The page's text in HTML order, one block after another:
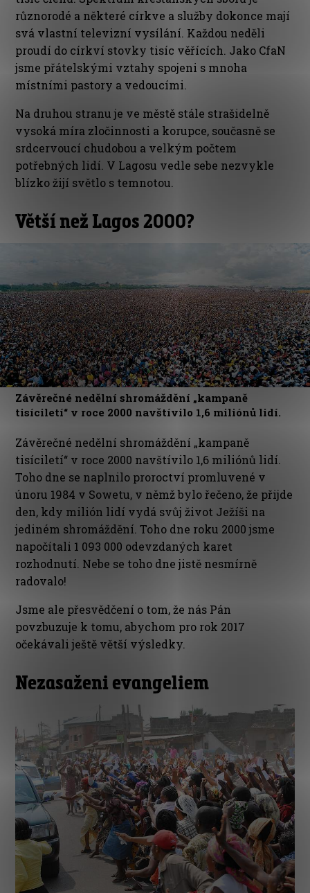
různorodé a některé církve a služby dokonce mají
svá vlastní televizní vysílání. Každou neděli
proudí do církví stovky tisíc věřících. Jako CfaN
jsme přátelskými vztahy spojeni s mnoha
místními pastory a vedoucími.
Na druhou stranu je ve městě stále strašidelně
vysoká míra zločinnosti a korupce, současně se
srdcervoucí chudobou a velkým počtem
potřebných lidí. V Lagosu vedle sebe nezvykle
blízko žijí světlo s temnotou.
Větší než Lagos 2000?
Závěrečné nedělní shromáždění „kampaně
tisíciletí“ v roce 2000 navštívilo 1,6 miliónů lidí.
Závěrečné nedělní shromáždění „kampaně
tisíciletí“ v roce 2000 navštívilo 1,6 miliónů lidí.
Toho dne se naplnilo proroctví promluvené v
únoru 1984 v Sowetu, v němž bylo řečeno, že přijde
den, kdy milión lidí vydá svůj život Ježíši na
jediném shromáždění. Toho dne roku 2000 jsme
napočítali 1 093 000 odevzdaných karet
rozhodnutí. Nebe se toho dne jistě nesmírně
radovalo!
Jsme ale přesvědčení o tom, že nás Pán
povzbuzuje k tomu, abychom pro rok 2017
očekávali ještě větší výsledky.
Nezasaženi evangeliem